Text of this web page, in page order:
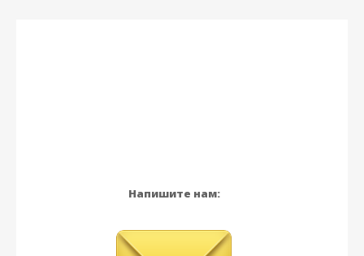
Напишите нам: